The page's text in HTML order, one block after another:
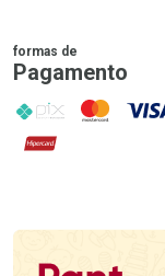
formas de
Pagamento
PIX MasterCard
VISA
Hipercard
Promoção